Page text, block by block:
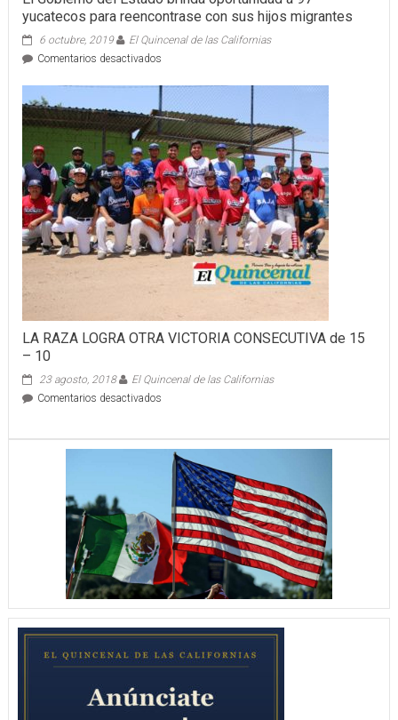
yucatecos para reencontrase con sus hijos migrantes
6 octubre, 2019
El Quincenal de las Californias
Comentarios desactivadosen
Gobierno
del
Estado
brinda
oportunidad
a
97
yucatecos
para
reencontrase
con
hijos
LA RAZA LOGRA OTRA VICTORIA CONSECUTIVA de 15
– 10
23 agosto, 2018
El Quincenal de las Californias
Comentarios desactivadosen
OTRA
VICTORIA
CONSECUTIVA
15
–
10